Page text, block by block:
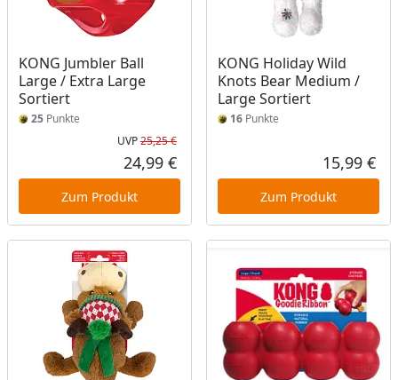
KONG Jumbler Ball
Large / Extra Large
Sortiert
25 Punkte
Ursprünglicher Preis
UVP25,25 €
Aktueller Preis
24,99 €
Zum Produkt
KONG Holiday Wild
Knots Bear Medium /
Large Sortiert
16Punkte
15,99 €
Zum Produkt